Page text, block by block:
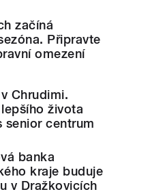
začíná
Připravte
omezení
Chrudimi.
života
senior centrum
banka
kraje buduje
v Dražkovicích